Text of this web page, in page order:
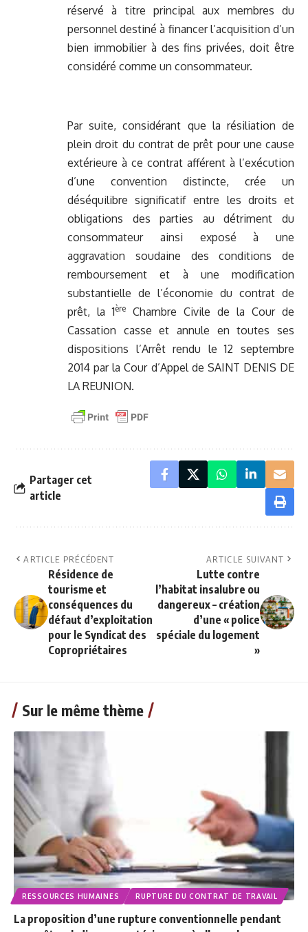
réservé à titre principal aux membres du
personnel destiné à financer l’acquisition d’un
bien immobilier à des fins privées, doit être
considéré comme un consommateur.
Par suite, considérant que la résiliation de
plein droit du contrat de prêt pour une cause
extérieure à ce contrat afférent à l’exécution
d’une convention distincte, crée un
déséquilibre significatif entre les droits et
obligations des parties au détriment du
consommateur ainsi exposé à une
aggravation soudaine des conditions de
remboursement et à une modification
substantielle de l’économie du contrat de
prêt, la 1ère
Chambre Civile de la Cour de
Cassation casse et annule en toutes ses
dispositions l’Arrêt rendu le 12 septembre
2014 par la Cour d’Appel de SAINT DENIS DE
LA REUNION.
Partager cet
article
ARTICLE PRÉCÉDENT
Résidence de
tourisme et
conséquences du
défaut d’exploitation
pour le Syndicat des
Copropriétaires
ARTICLE SUIVANT
Lutte contre
l’habitat insalubre ou
dangereux – création
d’une « police
spéciale du logement
»
Sur le même thème
RESSOURCES HUMAINES RUPTURE DU CONTRAT DE TRAVAIL
La proposition d’une rupture conventionnelle pendant